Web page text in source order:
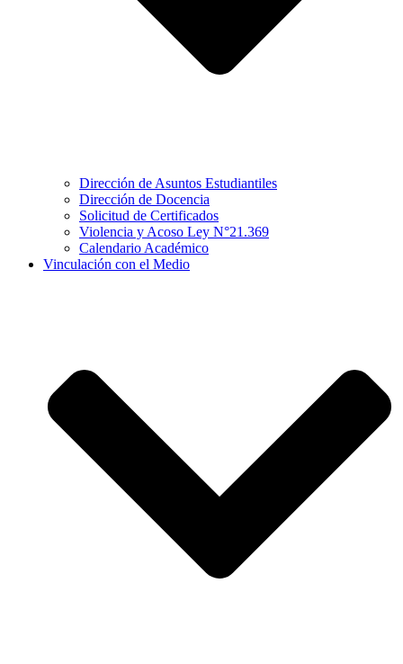
Dirección de Asuntos Estudiantiles
Dirección de Docencia
Solicitud de Certificados
Violencia y Acoso Ley N°21.369
Calendario Académico
Vinculación con el Medio